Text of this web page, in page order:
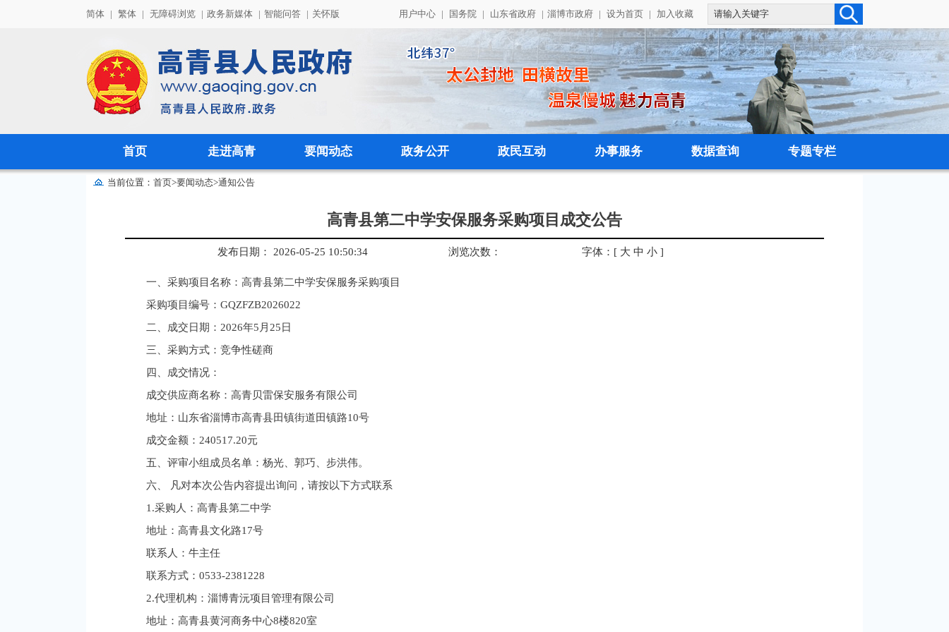
简体 | 繁体 | 无障碍浏览 | 政务新媒体 | 智能问答 | 关怀版 用户中心 | 国务院 | 山东省政府 | 淄博市政府 | 设为首页 | 加入收藏
首页 走进高青 要闻动态 政务公开 政民互动 办事服务 数据查询 专题专栏
当前位置： 首页>要闻动态>通知公告
高青县第二中学安保服务采购项目成交公告
发布日期： 2026-05-25 10:50:34 浏览次数： 字体： [ 大 中 小]
一、采购项目名称 ：高青县第二中学安保服务采购项目
采购项目编号：GQZFZB2026022
二、成交日期：2026年5月25日
三、采购方式：竞争性磋商
四、成交情况：
成交供应商名称：高青贝雷保安服务有限公司
地址：山东省淄博市高青县田镇街道田镇路10号
成交金额：240517.20元
五、评审小组成员名单：杨光、郭巧、步洪伟。
六、 凡对本次公告内容提出询问，请按以下方式联系
1.采购人：高青县第二中学
地址：高青县文化路17号
联系人：牛主任
联系方式：0533-2381228
2.代理机构：淄博青沅项目管理有限公司
地址：高青县黄河商务中心8楼820室